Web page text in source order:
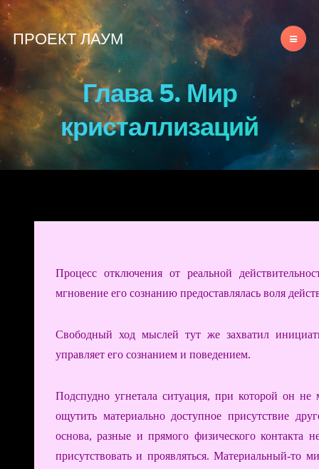
ПРОЕКТ ЛАУМ
Глава 5. Мир
кристаллизаций
Процесс отключения от реальной
мгновение его сознанию предоставлялась воля
Свободный ход мыслей тут же захватил
управляет его сознанием и поведением.
Подспудно угнетала ситуация, при которой он
ощутить материально доступное присутствие
основа, разные и прямого физического
присутствовать и проявляться. Материальный-то